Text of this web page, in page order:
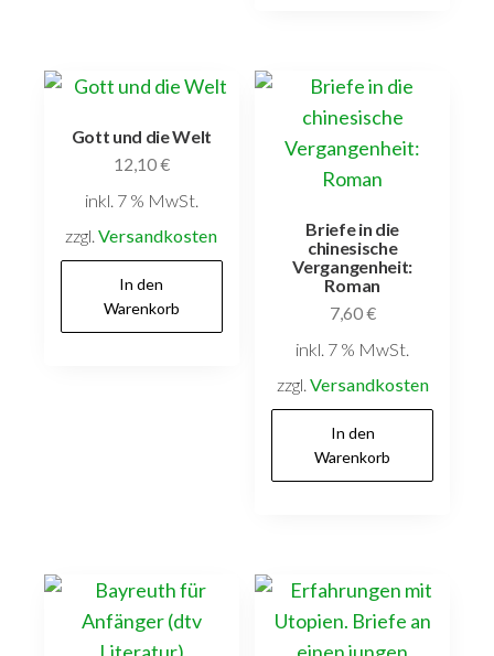
Gott und die Welt
12,10€
inkl. 7 % MwSt.
zzgl.Versandkosten
In den
Warenkorb
Briefe in die
chinesische
Vergangenheit:
Roman
7,60€
inkl. 7 % MwSt.
zzgl. Versandkosten
In den
Warenkorb